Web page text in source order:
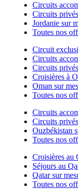
Circuits
Circuits
Jordanie sur
Toutes nos
Circuit
Circuits
Circuits
Croisières à
Oman sur
Toutes nos
Circuits
Circuits
Ouzbékistan
Toutes nos
Croisières au
Séjours au
Qatar sur
Toutes nos